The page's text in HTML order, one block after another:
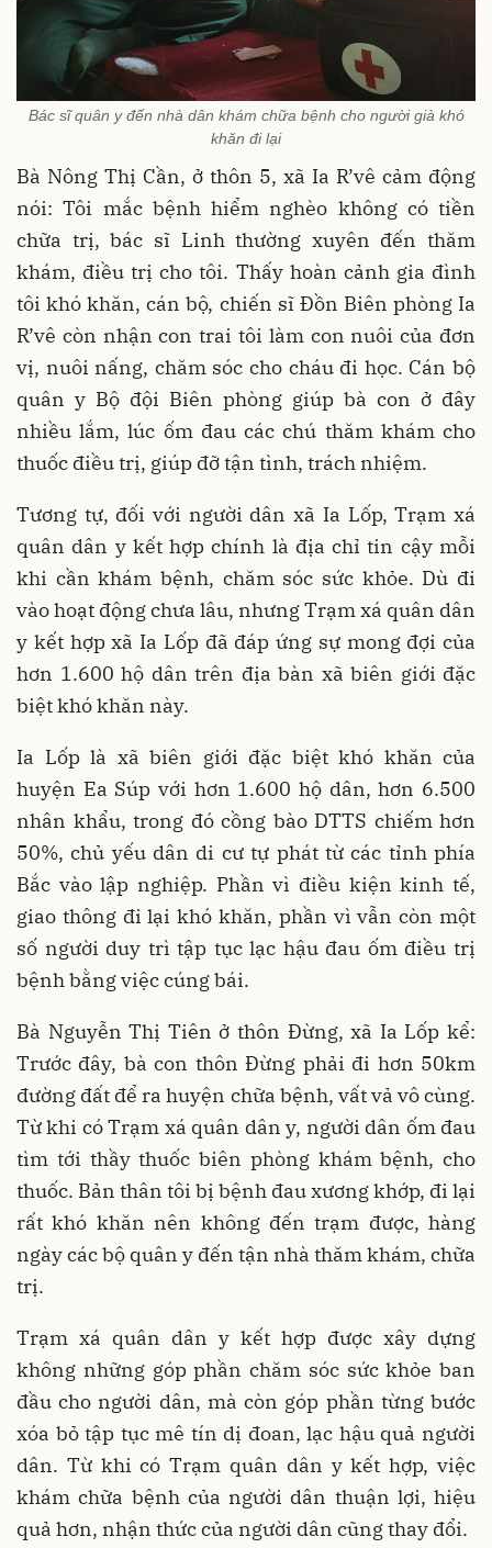
Bác sĩ quân y đến nhà dân khám chữa bệnh cho người già khó
khăn đi lại
Bà Nông Thị Cần, ở thôn 5, xã Ia R’vê cảm động
nói: Tôi mắc bệnh hiểm nghèo không có tiền
chữa trị, bác sĩ Linh thường xuyên đến thăm
khám, điều trị cho tôi. Thấy hoàn cảnh gia đình
tôi khó khăn, cán bộ, chiến sĩ Đồn Biên phòng Ia
R’vê còn nhận con trai tôi làm con nuôi của đơn
vị, nuôi nấng, chăm sóc cho cháu đi học. Cán bộ
quân y Bộ đội Biên phòng giúp bà con ở đây
nhiều lắm, lúc ốm đau các chú thăm khám cho
thuốc điều trị, giúp đỡ tận tình, trách nhiệm.
Tương tự, đối với người dân xã Ia Lốp, Trạm xá
quân dân y kết hợp chính là địa chỉ tin cậy mỗi
khi cần khám bệnh, chăm sóc sức khỏe. Dù đi
vào hoạt động chưa lâu, nhưng Trạm xá quân dân
y kết hợp xã Ia Lốp đã đáp ứng sự mong đợi của
hơn 1.600 hộ dân trên địa bàn xã biên giới đặc
biệt khó khăn này.
Ia Lốp là xã biên giới đặc biệt khó khăn của
huyện Ea Súp với hơn 1.600 hộ dân, hơn 6.500
nhân khẩu, trong đó cồng bào DTTS chiếm hơn
50%, chủ yếu dân di cư tự phát từ các tỉnh phía
Bắc vào lập nghiệp. Phần vì điều kiện kinh tế,
giao thông đi lại khó khăn, phần vì vẫn còn một
số người duy trì tập tục lạc hậu đau ốm điều trị
bệnh bằng việc cúng bái.
Bà Nguyễn Thị Tiên ở thôn Đừng, xã Ia Lốp kể:
Trước đây, bà con thôn Đừng phải đi hơn 50km
đường đất để ra huyện chữa bệnh, vất vả vô cùng.
Từ khi có Trạm xá quân dân y, người dân ốm đau
tìm tới thầy thuốc biên phòng khám bệnh, cho
thuốc. Bản thân tôi bị bệnh đau xương khớp, đi lại
rất khó khăn nên không đến trạm được, hàng
ngày các bộ quân y đến tận nhà thăm khám, chữa
trị.
Trạm xá quân dân y kết hợp được xây dựng
không những góp phần chăm sóc sức khỏe ban
đầu cho người dân, mà còn góp phần từng bước
xóa bỏ tập tục mê tín dị đoan, lạc hậu quả người
dân. Từ khi có Trạm quân dân y kết hợp, việc
khám chữa bệnh của người dân thuận lợi, hiệu
quả hơn, nhận thức của người dân cũng thay đổi.